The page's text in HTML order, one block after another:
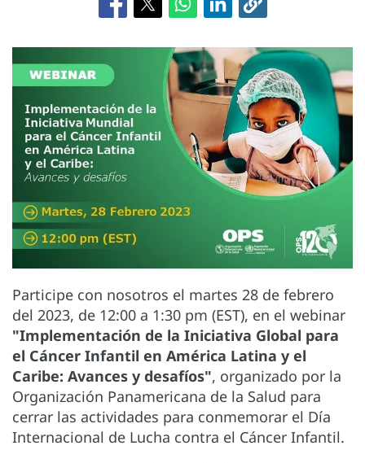
Participe con nosotros el martes 28 de febrero
del 2023, de 12:00 a 1:30 pm (EST), en el webinar
"Implementación de la Iniciativa Global para
el Cáncer Infantil en América Latina y el
Caribe: Avances y desafíos", organizado por la
Organización Panamericana de la Salud para
cerrar las actividades para conmemorar el Día
Internacional de Lucha contra el Cáncer Infantil.